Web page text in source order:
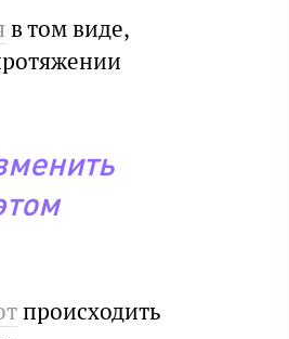
в том виде,
происходить